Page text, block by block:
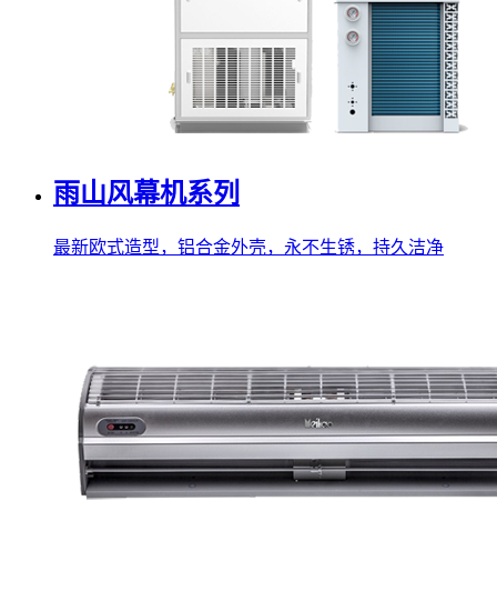
雨山风幕机系列
最新欧式造型，铝合金外壳，永不生锈，持久洁净